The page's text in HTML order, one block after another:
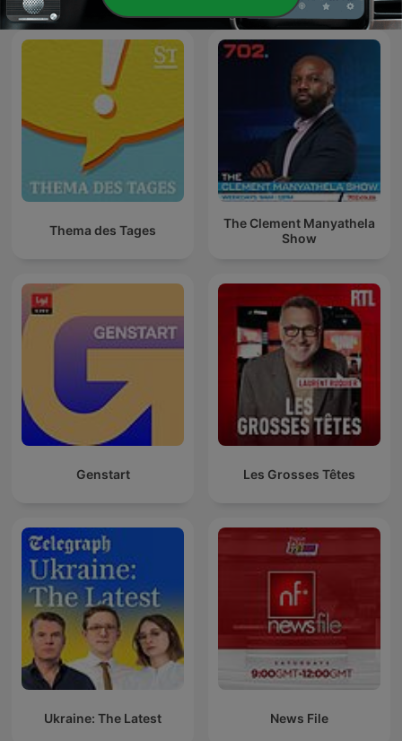
Thema des Tages
The Clement Manyathela
Show
Genstart Les Grosses Têtes
Ukraine: The Latest News File